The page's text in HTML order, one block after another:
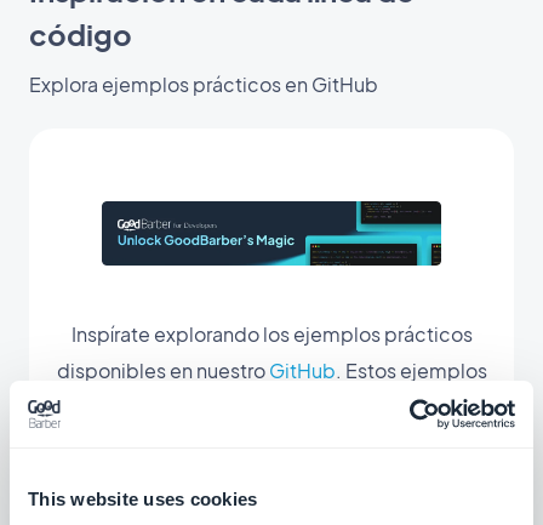
This website uses cookies
código
Explora ejemplos prácticos en GitHub
Inspírate explorando los ejemplos prácticos
disponibles en nuestroGitHub. Estos ejemplos
prácticos te guiarán en la creación de tus